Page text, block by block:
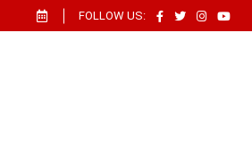
FOLLOW US: